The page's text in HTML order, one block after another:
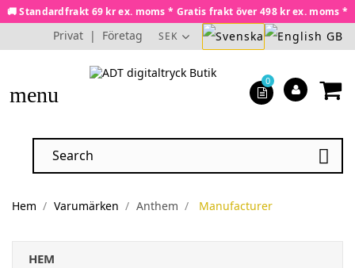
🚚 Standardfrakt 69 kr ex. moms * Gratis frakt över 498 kr ex. moms *
Privat | Företag SEK
menu

0
Hem Varumärken Anthem Manufacturer
HEM